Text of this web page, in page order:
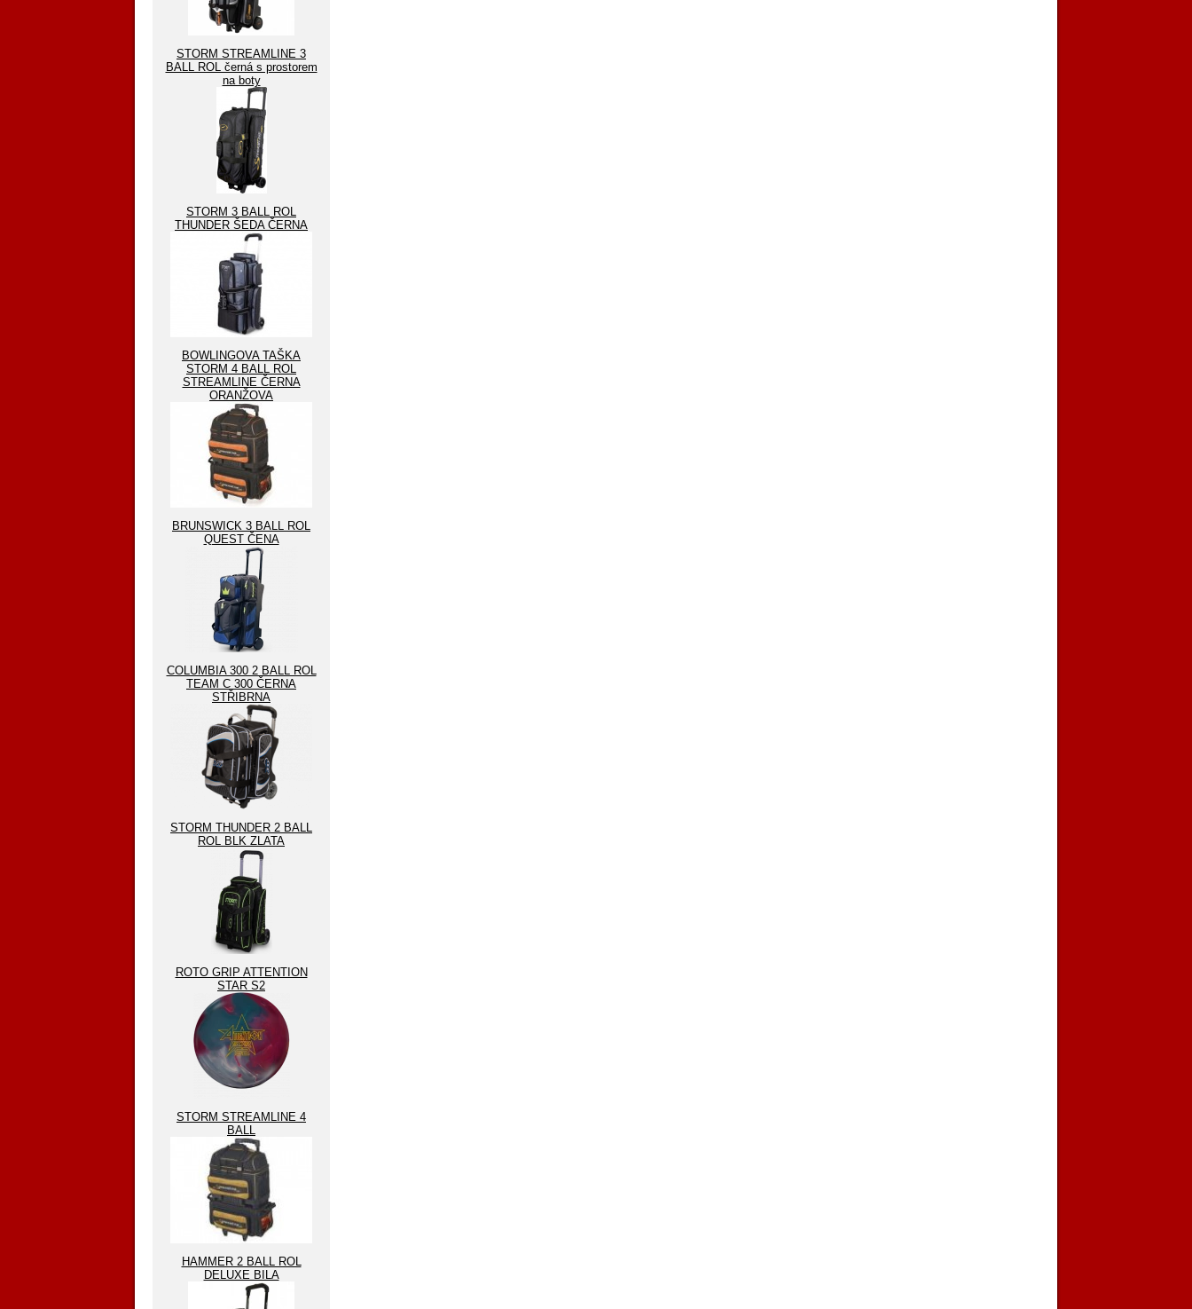
STORM STREAMLINE 3
BALL ROL černá s prostorem
na boty
STORM 3 BALL ROL
THUNDER ŠEDA ČERNA
BOWLINGOVA TAŠKA
STORM 4 BALL ROL
STREAMLINE ČERNA
ORANŽOVA
BRUNSWICK 3 BALL ROL
QUEST ČENA
COLUMBIA 300 2 BALL ROL
TEAM C 300 ČERNA
STŘIBRNA
STORM THUNDER 2 BALL
ROL BLK ZLATA
ROTO GRIP ATTENTION
STAR S2
STORM STREAMLINE 4
BALL
HAMMER 2 BALL ROL
DELUXE BILA